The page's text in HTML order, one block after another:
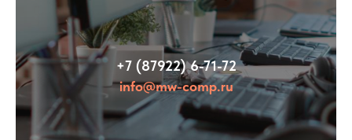
+7 (87922) 6-71-72
info@mw-comp.ru